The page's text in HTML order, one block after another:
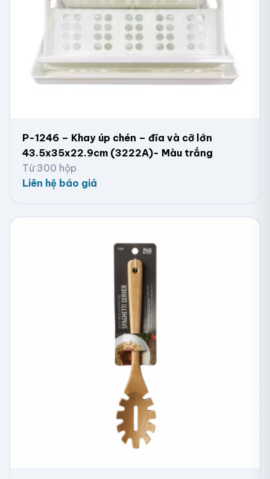
P-1246 – Khay úp chén – đĩa và cỡ lớn
43.5x35x22.9cm (3222A)- Màu trắng
Từ 300 hộp
Liên hệ báo giá